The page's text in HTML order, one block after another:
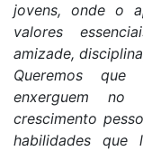
jovens, onde o
valores
amizade,
Queremos que
enxerguem
crescimento
habilidades